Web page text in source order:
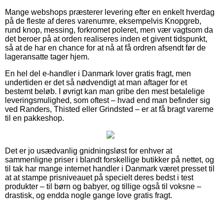
Mange webshops præsterer levering efter en enkelt hverdag
på de fleste af deres varenumre, eksempelvis Knopgreb,
rund knop, messing, forkromet poleret, men vær vagtsom da
det beroer på at orden realiseres inden et givent tidspunkt,
så at de har en chance for at nå at få ordren afsendt før de
lageransatte tager hjem.
En hel del e-handler i Danmark lover gratis fragt, men
undertiden er det så nødvendigt at man aftager for et
bestemt beløb. I øvrigt kan man gribe den mest betalelige
leveringsmulighed, som oftest – hvad end man befinder sig
ved Randers, Thisted eller Grindsted – er at få bragt varerne
til en pakkeshop.
Det er jo usædvanlig gnidningsløst for enhver at
sammenligne priser i blandt forskellige butikker på nettet, og
til tak har mange internet handler i Danmark været presset til
at at stampe prisniveauet på specielt deres bedst i test
produkter – til børn og babyer, og tillige også til voksne –
drastisk, og endda nogle gange love gratis fragt.